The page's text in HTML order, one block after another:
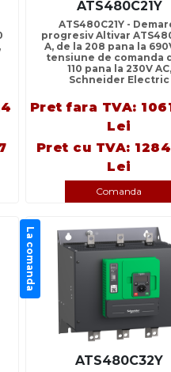
ATS480C21Y
ATS480C21Y -
progresiv Altivar
A, de la 208 pana la
tensiune de comanda
110 pana la 230V AC,
Schneider Electric
Pret fara TVA:
Lei
Pret cu TVA:
Lei
Comanda
La comanda
ATS480C32Y